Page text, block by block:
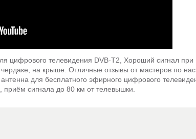
цифрового телевидения DVB-T2, Хороший сигнал при
на крыше. Отличные отзывы от мастеров по
для бесплатного эфирного цифрового
сигнала до 80 км от телевышки.